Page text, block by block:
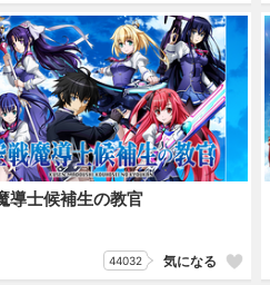
導士候補生の教官
44032 気になる